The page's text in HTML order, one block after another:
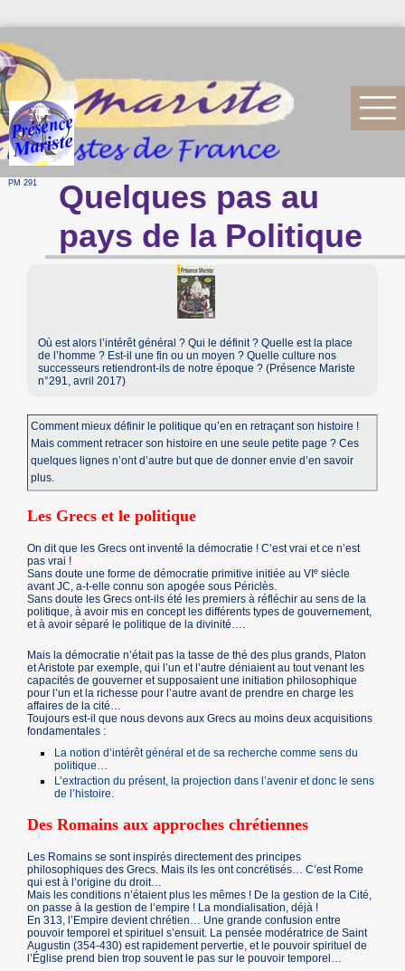
PM 291
Quelques pas au
pays de la Politique
Où est alors l’intérêt général ? Qui le définit ? Quelle est la place
de l’homme ? Est-il une fin ou un moyen ? Quelle culture nos
successeurs retiendront-ils de notre époque ? (Présence Mariste
n°291, avril 2017)
Comment mieux définir le politique qu’en en retraçant son histoire !
Mais comment retracer son histoire en une seule petite page ? Ces
quelques lignes n’ont d’autre but que de donner envie d’en savoir
plus.
Les Grecs et le politique
On dit que les Grecs ont inventé la démocratie ! C’est vrai et ce n’est
pas vrai !
Sans doute une forme de démocratie primitive initiée au VIe siècle
avant JC, a-t-elle connu son apogée sous Périclès.
Sans doute les Grecs ont-ils été les premiers à réfléchir au sens de la
politique, à avoir mis en concept les différents types de gouvernement,
et à avoir séparé le politique de la divinité….
Mais la démocratie n’était pas la tasse de thé des plus grands, Platon
et Aristote par exemple, qui l’un et l’autre déniaient au tout venant les
capacités de gouverner et supposaient une initiation philosophique
pour l’un et la richesse pour l’autre avant de prendre en charge les
affaires de la cité…
Toujours est-il que nous devons aux Grecs au moins deux acquisitions
fondamentales :
La notion d’intérêt général et de sa recherche comme sens du
politique…
L’extraction du présent, la projection dans l’avenir et donc le sens
de l’histoire.
Des Romains aux approches chrétiennes
Les Romains se sont inspirés directement des principes
philosophiques des Grecs. Mais ils les ont concrétisés… C’est Rome
qui est à l’origine du droit…
Mais les conditions n’étaient plus les mêmes ! De la gestion de la Cité,
on passe à la gestion de l’empire ! La mondialisation, déjà !
En 313, l’Empire devient chrétien… Une grande confusion entre
pouvoir temporel et spirituel s’ensuit. La pensée modératrice de Saint
Augustin (354-430) est rapidement pervertie, et le pouvoir spirituel de
l’Église prend bien trop souvent le pas sur le pouvoir temporel…